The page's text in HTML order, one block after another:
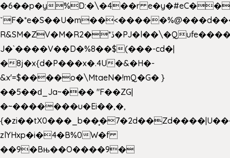
�6��p�y%D:�\�4��r
R&SM�ZV�M�R2�*ڏ�PJ�l��\�Qufe����<�l���
J�`����V��D�%8��$(���-cd�|
�8j�x{d�P���x�.4U�&�H�-
&x'=$����o�\MtaeN�!mQ�G� }
��5��ԁ_Ja~��� "F��ZG|
�~�������u�Ei��,�,
zlYHxp�i�4�B%0W�f
��9�Bњ��O����9�